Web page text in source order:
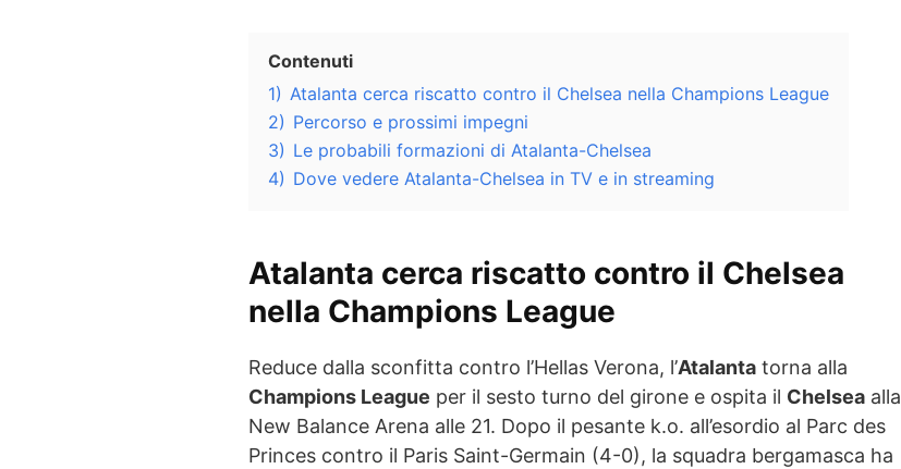
Contenuti
1) Atalanta cerca riscatto contro il Chelsea nella Champions League
2) Percorso e prossimi impegni
3) Le probabili formazioni di Atalanta-Chelsea
4) Dove vedere Atalanta-Chelsea in TV e in streaming
Atalanta cerca riscatto contro il Chelsea
nella Champions League
Reduce dalla sconfitta contro l’Hellas Verona, l’Atalanta torna alla
Champions League per il sesto turno del girone e ospita il Chelsea alla
New Balance Arena alle 21. Dopo il pesante k.o. all’esordio al Parc des
Princes contro il Paris Saint-Germain (4-0), la squadra bergamasca ha